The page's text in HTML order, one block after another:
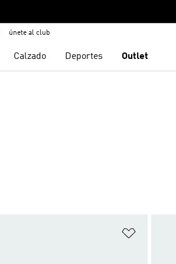
únete al club
Calzado Deportes Outlet